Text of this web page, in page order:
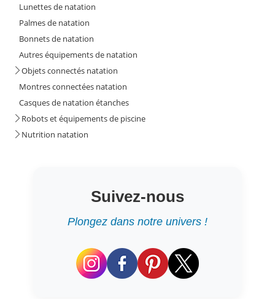
Lunettes de natation
Palmes de natation
Bonnets de natation
Autres équipements de natation
Objets connectés natation
Montres connectées natation
Casques de natation étanches
Robots et équipements de piscine
Nutrition natation
Suivez-nous
Plongez dans notre univers !